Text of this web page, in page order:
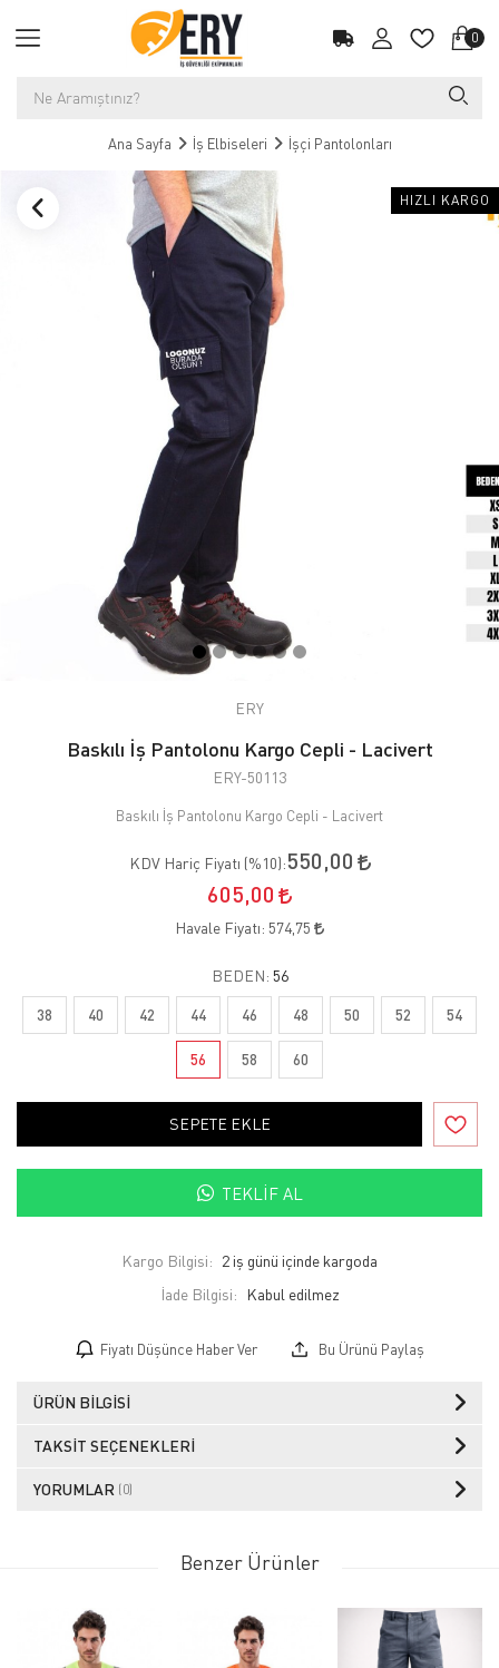
0
Ana Sayfa İş Elbiseleri İşçi Pantolonları
HIZLI KARGO
ERY
Baskılı İş Pantolonu Kargo Cepli - Lacivert
ERY-50113
Baskılı İş Pantolonu Kargo Cepli - Lacivert
KDV Hariç Fiyatı (%10):550,00
605,00
Havale Fiyatı: 574,75
BEDEN: 56
38 40 42 44 46 48 50 52 54
56 58 60
SEPETE EKLE
TEKLIF AL
Kargo Bilgisi: 2 iş günü içinde kargoda
İade Bilgisi:
Fiyatı Düşünce Haber Ver Bu Ürünü Paylaş
ÜRÜN BILGISI
TAKSIT SEÇENEKLERI
YORUMLAR (0)
Benzer Ürünler